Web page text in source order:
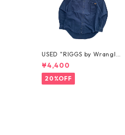
USED "RIGGS by Wrangle
r" BD SHIRT
¥4,400
20%OFF